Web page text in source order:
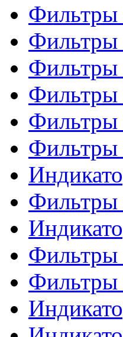
Фильтры
Фильтры
Фильтры
Фильтры
Фильтры
Фильтры
Фильтры
Фильтры
Фильтры